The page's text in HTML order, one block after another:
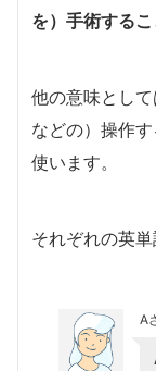
を）手術するこ
他の意味とし
などの）操作
使います。
それぞれの英
A